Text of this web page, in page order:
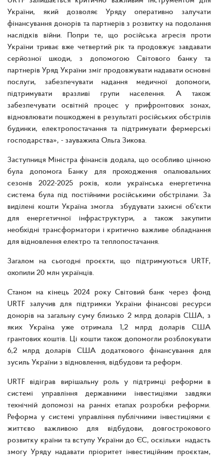
України, який дозволяє Уряду оперативно залучати
фінансування донорів та партнерів з розвитку на подолання
наслідків війни. Попри те, що російська агресія проти
України триває вже четвертий рік та продовжує завдавати
серйозної шкоди, з допомогою Світового банку та
партнерів Уряд України зміг продовжувати надавати основні
послуги, забезпечувати надання медичної допомоги,
підтримувати вразливі групи населення. А також
забезпечувати освітній процес у прифронтових зонах,
відновлювати пошкоджені в результаті російських обстрілів
будинки, електропостачання та підтримувати фермерські
господарства», - зауважила Ольга Зикова.
Заступниця Міністра фінансів додала, що особливо цінною
була допомога Банку для проходження опалювальних
сезонів 2022-2025 років, коли українська енергетична
система була під постійними російськими обстрілами. За
виділені кошти Україна змогла збудувати захисні об'єкти
для енергетичної інфраструктури, а також закупити
необхідні трансформатори і критично важливе обладнання
для відновлення електро та теплопостачання.
Загалом на сьогодні проєкти, що підтримуються URTF,
охопили 20 млн українців.
Станом на кінець 2024 року Світовий банк через фонд
URTF залучив для підтримки України фінансові ресурси
донорів на загальну суму близько 2 млрд доларів США, з
яких Україна уже отримала 1,2 млрд доларів США
грантових коштів. Ці кошти також допомогли розблокувати
6,2 млрд доларів США додаткового фінансування для
зусиль України з відновлення, відбудови та реформ.
URTF відіграв вирішальну роль у підтримці реформи в
системі управління державними інвестиціями завдяки
технічній допомозі на ранніх етапах розробки реформи.
Реформа у системі управління публічними інвестиціями є
життєво важливою для відбудови, довгострокового
розвитку країни та вступу України до ЄС, оскільки надасть
змогу Уряду надавати пріоритет інвестиційним проєктам,